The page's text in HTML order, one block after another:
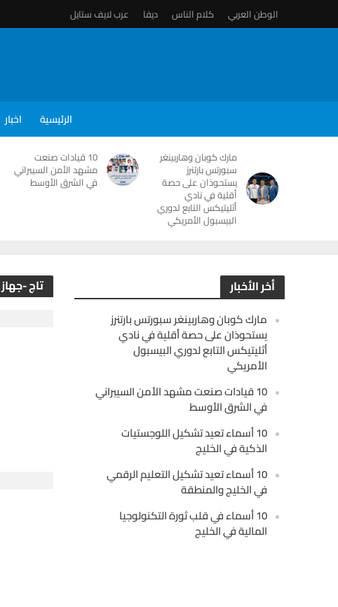
الوطن العربي كلام الناس ديفا عرب لايف ستايل
الرئيسية اخبار
مارك كوبان وهاربينغر
سبورتس بارتنرز
يستحوذان على حصة
أقلية في نادي
أثليتيكس التابع لدوري
البيسبول الأمريكي
10 قيادات صنعت
مشهد الأمن السيبراني
في الشرق الأوسط
تاج -جهاز أخر الأخبار
مارك كوبان وهاربينغر سبورتس بارتنرز
يستحوذان على حصة أقلية في نادي
أثليتيكس التابع لدوري البيسبول
الأمريكي
10 قيادات صنعت مشهد الأمن السيبراني
في الشرق الأوسط
10 أسماء تعيد تشكيل اللوجستيات
الذكية في الخليج
10 أسماء تعيد تشكيل التعليم الرقمي
في الخليج والمنطقة
10 أسماء في قلب ثورة التكنولوجيا
المالية في الخليج